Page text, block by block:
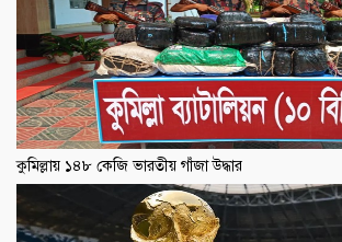
কুমিল্লায় ১৪৮ কেজি ভারতীয় গাঁজা উদ্ধার